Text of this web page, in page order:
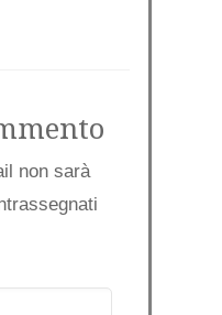
non sarà